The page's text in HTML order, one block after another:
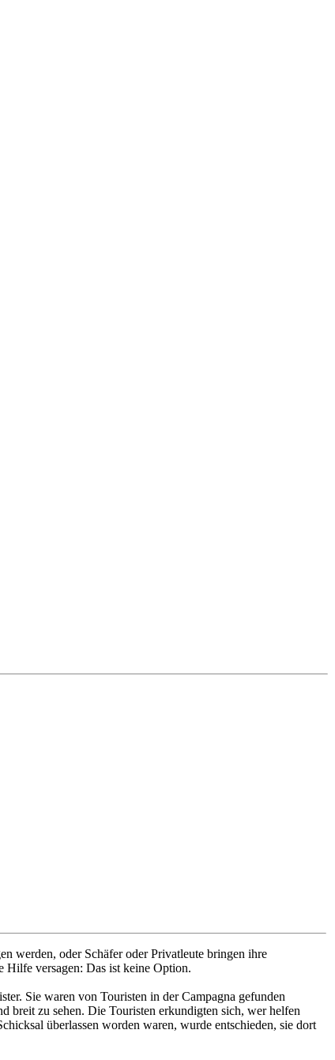
werden, oder Schäfer oder Privatleute bringen ihre
Hilfe versagen: Das ist keine Option.
Sie waren von Touristen in der Campagna gefunden
breit zu sehen. Die Touristen erkundigten sich, wer helfen
überlassen worden waren, wurde entschieden, sie dort